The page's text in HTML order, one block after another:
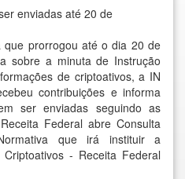
enviadas até 20 de
que prorrogou até o dia 20 de
sobre a minuta de Instrução
de criptoativos, a IN
contribuições e informa
ser enviadas seguindo as
Receita Federal abre Consulta
que irá instituir a
- Receita Federal